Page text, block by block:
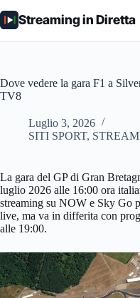
al
contenuto
Streaming in Diretta
Dove vedere la gara F1 a
TV8
Luglio 3, 2026
SITI SPORT,
La gara del GP di Gran
luglio 2026 alle 16:00 ora
streaming su NOW e Sky Go
live, ma va in differita con
alle 19:00.